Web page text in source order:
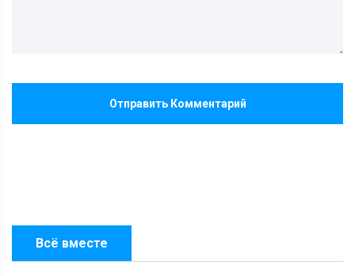
Всё вместе
Отправить Комментарий